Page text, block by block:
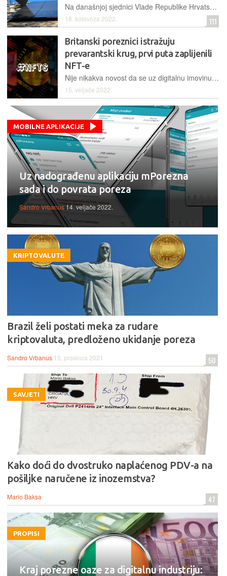
Na današnjoj sjednici Vlade Republike Hrvatske predstavljene su mjere za sprječavanje energetske krize, jedna od kojih bit će i ukidanje poreza na dodanu vrijednost na solarnu energiju
18. kolovoza 2022. 111
Britanski poreznici istražuju
prevarantski krug, prvi puta zaplijenili
NFT-e
Nije nikakva novost da se uz digitalnu imovinu, pogotovo uz NFT-e, vežu priče o pranju novca, no novost je da su poreznici iz Ujedinjenog Kraljevstva digitalne tokene zaplijenili u sklopu istrage poreznih prevara
15. veljače 2022.
MOBILNE APLIKACIJE
Uz nadograđenu aplikaciju mPorezna
sada i do povrata poreza
Sandro Vrbanus14. veljače 2022.
KRIPTOVALUTE
Brazil želi postati meka za rudare
kriptovaluta, predloženo ukidanje poreza
Sandro Vrbanus 10. prosinca 2021. 50
SAVJETI
Kako doći do dvostruko naplaćenog PDV-a na
pošiljke naručene iz inozemstva?
Mario Baksa 47
PROPISI
Kraj porezne oaze za digitalnu industriju: